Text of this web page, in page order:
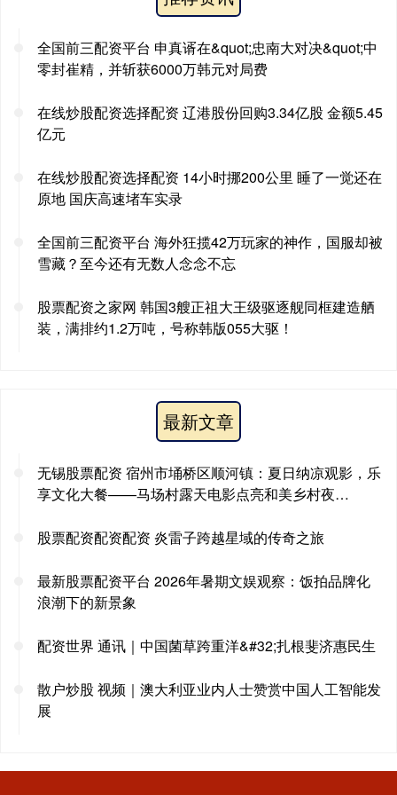
全国前三配资平台 申真谞在&quot;忠南大对决&quot;中
零封崔精，并斩获6000万韩元对局费
在线炒股配资选择配资 辽港股份回购3.34亿股 金额5.45
亿元
在线炒股配资选择配资 14小时挪200公里 睡了一觉还在
原地 国庆高速堵车实录
全国前三配资平台 海外狂揽42万玩家的神作，国服却被
雪藏？至今还有无数人念念不忘
股票配资之家网 韩国3艘正祖大王级驱逐舰同框建造舾
装，满排约1.2万吨，号称韩版055大驱！
最新文章
无锡股票配资 宿州市埇桥区顺河镇：夏日纳凉观影，乐
享文化大餐——马场村露天电影点亮和美乡村夜…
股票配资配资配资 炎雷子跨越星域的传奇之旅
最新股票配资平台 2026年暑期文娱观察：饭拍品牌化
浪潮下的新景象
配资世界 通讯｜中国菌草跨重洋&#32;扎根斐济惠民生
散户炒股 视频｜澳大利亚业内人士赞赏中国人工智能发
展